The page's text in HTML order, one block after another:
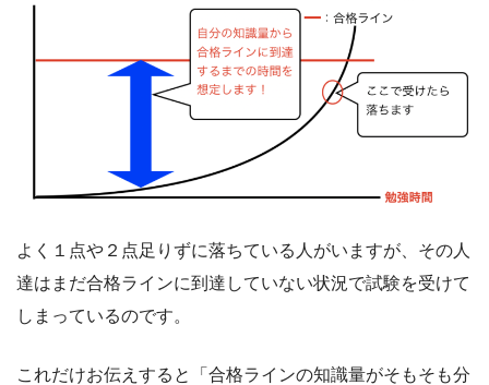
よく１点や２点足りずに落ちている人がいますが、その人
達はまだ合格ラインに到達していない状況で試験を受けて
しまっているのです。
これだけお伝えすると「合格ラインの知識量がそもそも分